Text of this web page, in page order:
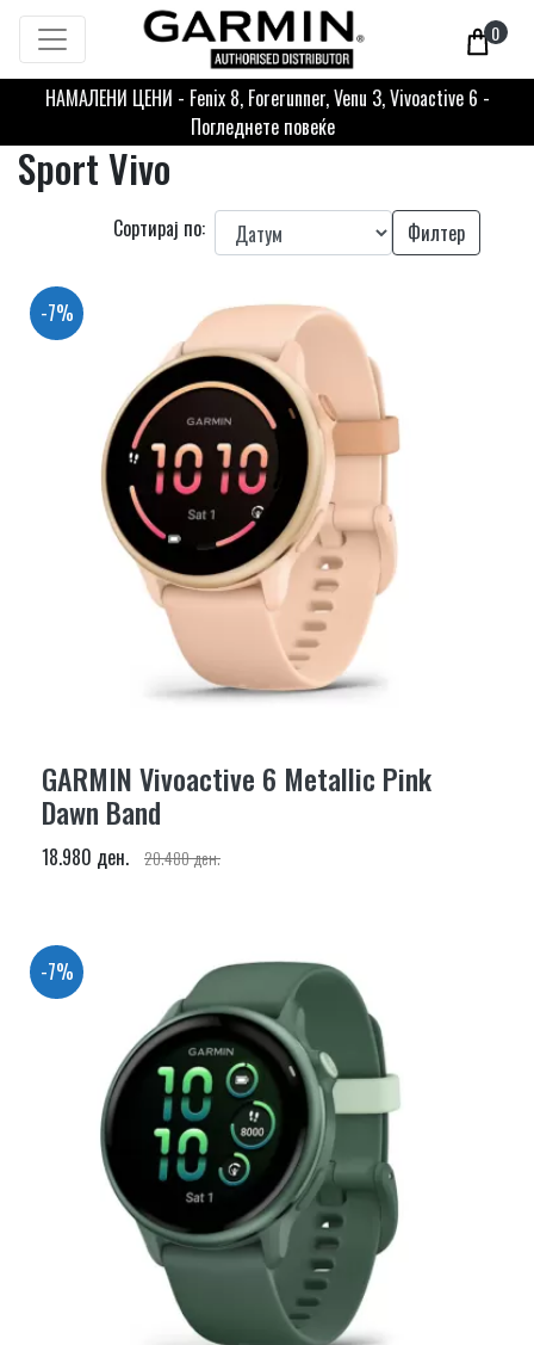
0
НАМАЛЕНИ ЦЕНИ - Fenix 8, Forerunner, Venu 3, Vivoactive 6 -
Погледнете повеќе
Sport Vivo
Сортирај по: Филтер
-7%
GARMIN Vivoactive 6 Metallic Pink
Dawn Band
18.980 ден. 20.480 ден.
-7%